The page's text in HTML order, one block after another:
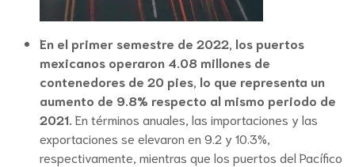
En el primer semestre de 2022, los puertos
mexicanos operaron 4.08 millones de
contenedores de 20 pies, lo que representa un
aumento de 9.8% respecto al mismo periodo de
2021. En términos anuales, las importaciones y las
exportaciones se elevaron en 9.2 y 10.3%,
respectivamente, mientras que los puertos del Pacífico